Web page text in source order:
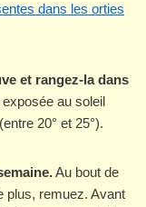
dans les orties
et rangez-la dans
au soleil
20° et 25°).
Au bout de
plus, remuez. Avant